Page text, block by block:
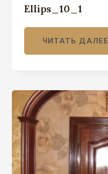
Ellips_10_1
ЧИТАТЬ ДАЛЕЕ